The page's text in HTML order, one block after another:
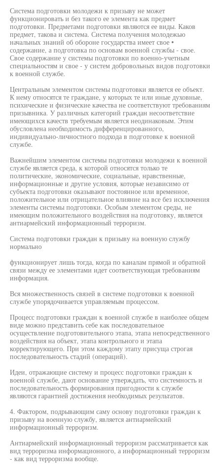
Система подготовки молодежи к призыву не может
функционировать и без такого ее элемента как предмет
подготовки. Предметами подготовки являются ее виды. Каков
предмет, такова и система. Система получения молодежью
начальных знаний об обороне государства имеет свое •
содержание, а подготовка по основам военной службы - свое.
Свое содержание у системы подготовки по военно-учетным
специальностям и свое - у систем добровольных видов подготовки
к военной службе.
Центральным элементом системы подготовки является ее объект.
К нему относятся те граждане, у которых те или иные духовные,
психические и физические качества не соответствуют требованиям
призывника. У различных категорий граждан несоответствие
имеющихся качеств требуемым является неодинаковым. Этим
обусловлена необходимость дифференцированного,
индивидуально-личностного подхода в подготовке к военной
службе.
Важнейшим элементом системы подготовки молодежи к военной
службе является среда, к которой относятся только те
политические, экономические, социальные, нравственные,
информационные и другие условия, которые независимо от
субъекта подготовки оказывают постоянное или временное,
положительное или отрицательное влияние на все без исключения
элементы системы подготовки. Особым элементом среды, не
имеющим положительного воздействия на подготовку, является
антиармейский информационный терроризм.
Система подготовки граждан к призыву на военную службу
нормально
функционирует лишь тогда, когда по каналам прямой и обратной
связи между ее элементами идет соответствующая требованиям
информация.
Вся множественность связей в системе подготовки к военной
службе упорядочивается управляемым процессом.
Процесс подготовки граждан к военной службе в наиболее общем
виде можно представить себе как последовательное
осуществление подготовительного этапа, этапа непосредственного
воздействия на объект, этапа контрольного и этапа
корректирующего. При этом каждому этапу присуща строгая
последовательность стадий (операций).
Идеи, отражающие систему и процесс подготовки граждан к
военной службе, дают основание утверждать, что системность и
последовательность формирования пригодности к службе
являются гарантией достижения необходимых результатов.
4. Фактором, подрывающим саму основу подготовки граждан к
призыву на военную службу, является антиармейский
информационный терроризм.
Антиармейский информационный терроризм рассматривается как
вид терроризма информационного, а информационный терроризм
- как вид терроризма вообще.